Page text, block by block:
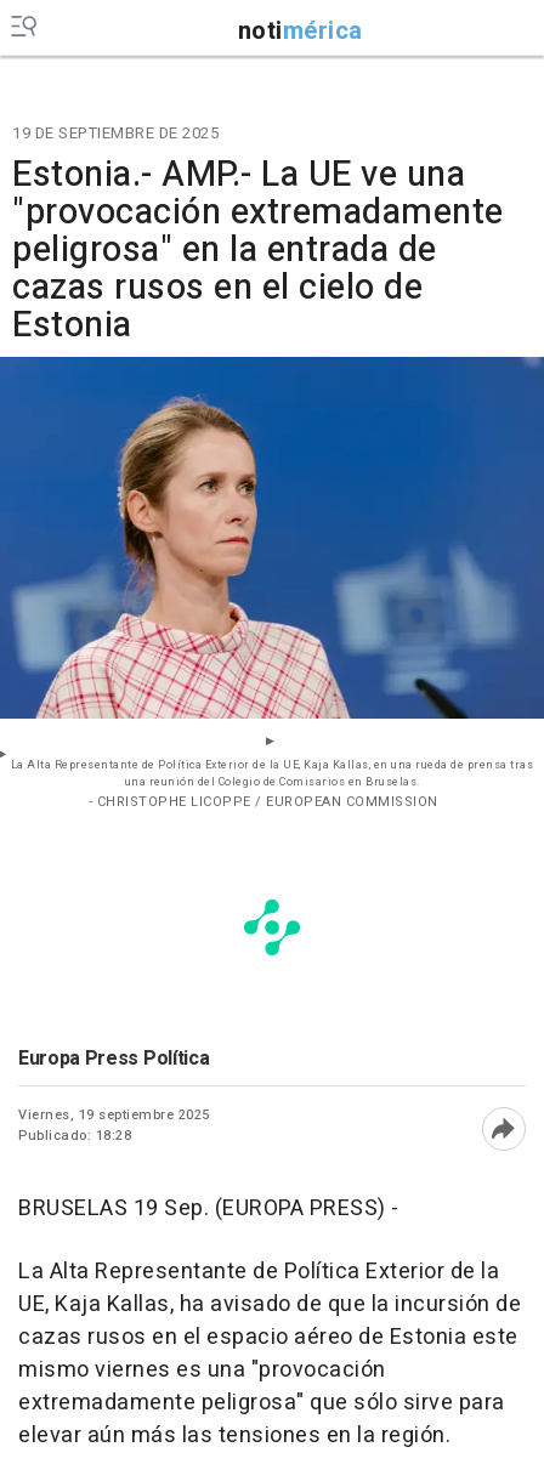
notimérica
19 DE SEPTIEMBRE DE 2025
Estonia.- AMP.- La UE ve una
"provocación extremadamente
peligrosa" en la entrada de
cazas rusos en el cielo de
Estonia
La Alta Representante de Política Exterior de la UE, Kaja Kallas, en una rueda de prensa tras
una reunión del Colegio de Comisarios en Bruselas.
- CHRISTOPHE LICOPPE / EUROPEAN COMMISSION
Europa Press Política
Viernes, 19 septiembre 2025
Publicado: 18:28
BRUSELAS 19 Sep. (EUROPA PRESS) -
La Alta Representante de Política Exterior de la
UE, Kaja Kallas, ha avisado de que la incursión de
cazas rusos en el espacio aéreo de Estonia este
mismo viernes es una "provocación
extremadamente peligrosa" que sólo sirve para
elevar aún más las tensiones en la región.